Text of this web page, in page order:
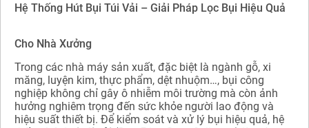
Hệ Thống Hút Bụi Túi Vải – Giải Pháp Lọc Bụi Hiệu Quả
Cho Nhà Xưởng
Trong các nhà máy sản xuất, đặc biệt là ngành gỗ, xi
măng, luyện kim, thực phẩm, dệt nhuộm…, bụi công
nghiệp không chỉ gây ô nhiễm môi trường mà còn ảnh
hưởng nghiêm trọng đến sức khỏe người lao động và
hiệu suất thiết bị. Để kiểm soát và xử lý bụi hiệu quả, hệ